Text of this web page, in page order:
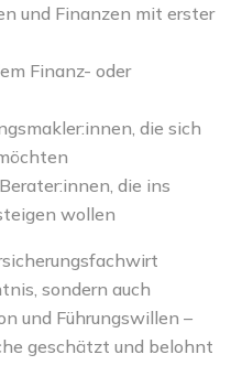
und Finanzen mit erster
Finanz- oder
die sich
die ins
wollen
sondern auch
und Führungswillen –
geschätzt und belohnt